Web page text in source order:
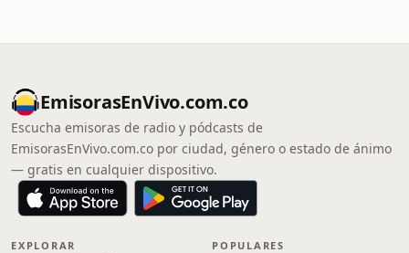
EmisorasEnVivo.com.co
Escucha emisoras de radio y pódcasts de
EmisorasEnVivo.com.co por ciudad, género o estado de ánimo
— gratis en cualquier dispositivo.
EXPLORAR POPULARES